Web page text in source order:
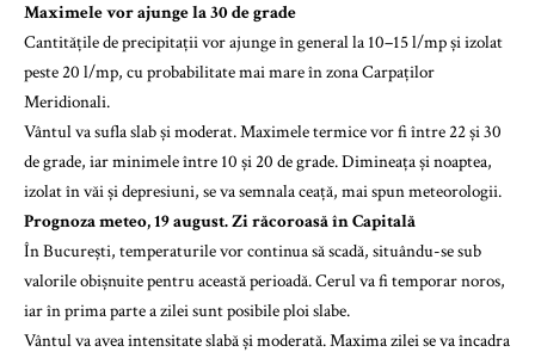
Maximele vor ajunge la 30 de grade
Cantitățile de precipitații vor ajunge în general la 10–15 l/mp și izolat
peste 20 l/mp, cu probabilitate mai mare în zona Carpaților
Meridionali.
Vântul va sufla slab și moderat. Maximele termice vor fi între 22 și 30
de grade, iar minimele între 10 și 20 de grade. Dimineața și noaptea,
izolat în văi și depresiuni, se va semnala ceață, mai spun meteorologii.
Prognoza meteo, 19 august. Zi răcoroasă în Capitală
În București, temperaturile vor continua să scadă, situându-se sub
valorile obișnuite pentru această perioadă. Cerul va fi temporar noros,
iar în prima parte a zilei sunt posibile ploi slabe.
Vântul va avea intensitate slabă și moderată. Maxima zilei se va încadra